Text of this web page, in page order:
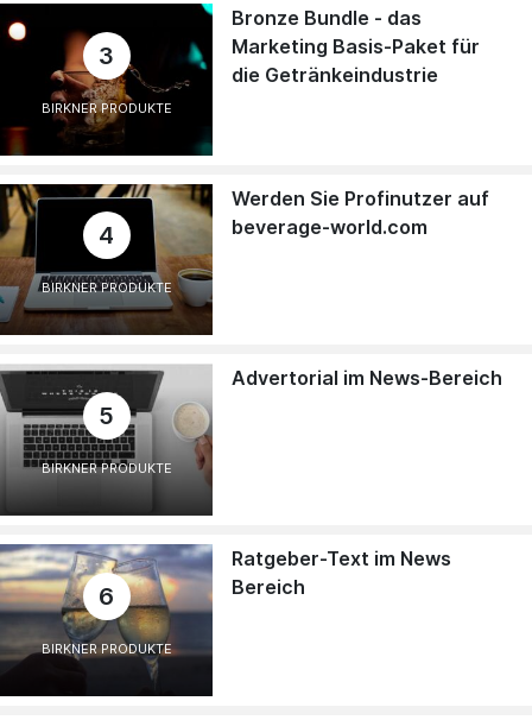
3
BIRKNER PRODUKTE
Bronze Bundle - das
Marketing Basis-Paket für
die Getränkeindustrie
4
BIRKNER PRODUKTE
Werden Sie Profinutzer auf
beverage-world.com
5
BIRKNER PRODUKTE
Advertorial im News-Bereich
6
BIRKNER PRODUKTE
Ratgeber-Text im News
Bereich